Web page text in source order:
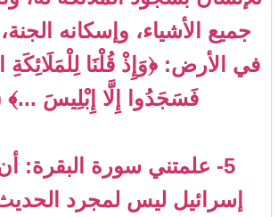
جميع الأشياء، وإسكانه
في الأرض: ﴿وَإِذْ قُلْنَا لِلْمَلَائِكَةِ
فَسَجَدُوا إِلَّا إِبْلِيسَ ...﴾
5- علمتني سورة البقرة:
إسرائيل ليس لمجرد